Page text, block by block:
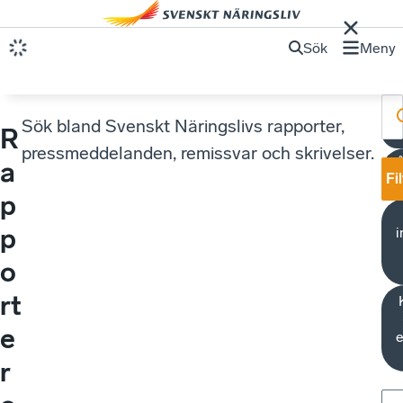
Sök Meny
R
a
p
p
o
rt
e
r
Sök bland Svenskt Näringslivs rapporter,
pressmeddelanden, remissvar och skrivelser.